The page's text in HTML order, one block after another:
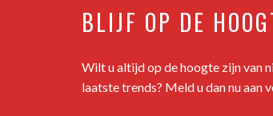
BLIJF OP DE
Wilt u altijd op de hoogte zijn van
laatste trends? Meld u dan nu